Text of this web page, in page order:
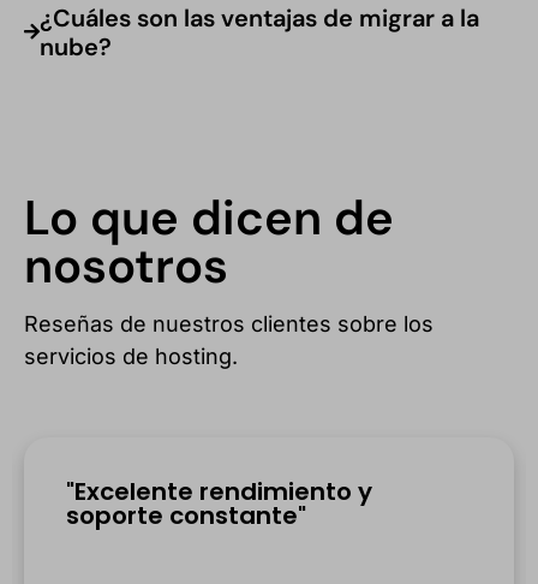
¿Cuáles son las ventajas de migrar a la
nube?
Lo que dicen de
nosotros
Reseñas de nuestros clientes sobre los
servicios de hosting.
"Excelente rendimiento y
soporte constante"